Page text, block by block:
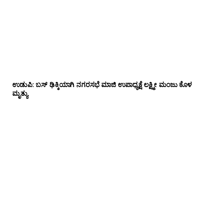
ಉಡುಪಿ: ಬಸ್ ಢಿಕ್ಕಿಯಾಗಿ ನಗರಸಭೆ ಮಾಜಿ ಉಪಾಧ್ಯಕ್ಷೆ ಲಕ್ಷ್ಮೀ ಮಂಜು ಕೊಳ
ಮೃತ್ಯು